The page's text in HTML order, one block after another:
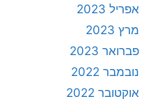
אפריל 2023
מרץ 2023
פברואר 2023
נובמבר 2022
אוקטובר 2022